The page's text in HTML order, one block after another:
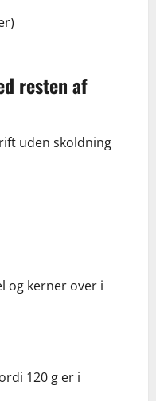
resten af
uden skoldning
og kerner over i
120 g er i